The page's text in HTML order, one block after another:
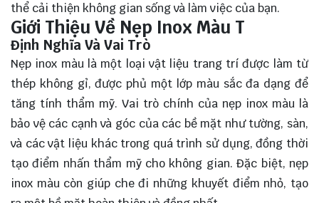
thể cải thiện không gian sống và làm việc của bạn.
Giới Thiệu Về Nẹp Inox Màu T
Định Nghĩa Và Vai Trò
Nẹp inox màu là một loại vật liệu trang trí được làm từ
thép không gỉ, được phủ một lớp màu sắc đa dạng để
tăng tính thẩm mỹ. Vai trò chính của nẹp inox màu là
bảo vệ các cạnh và góc của các bề mặt như tường, sàn,
và các vật liệu khác trong quá trình sử dụng, đồng thời
tạo điểm nhấn thẩm mỹ cho không gian. Đặc biệt, nẹp
inox màu còn giúp che đi những khuyết điểm nhỏ, tạo